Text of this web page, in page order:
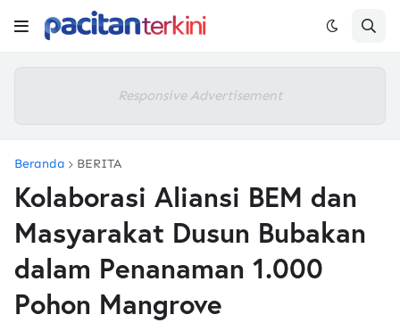
Responsive Advertisement
Beranda BERITA
Kolaborasi Aliansi BEM dan
Masyarakat Dusun Bubakan
dalam Penanaman 1.000
Pohon Mangrove